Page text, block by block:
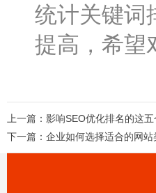
统计关键词
提高，希望
上一篇： 影响SEO优化排名的这五
下一篇： 企业如何选择适合的网站